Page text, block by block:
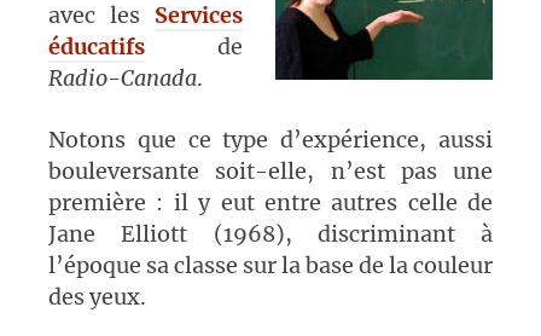
avec les Services
éducatifs de
Radio-Canada.
Notons que ce type d’expérience, aussi
bouleversante soit-elle, n’est pas une
première : il y eut entre autres celle de
Jane Elliott (1968), discriminant à
l’époque sa classe sur la base de la couleur
des yeux.